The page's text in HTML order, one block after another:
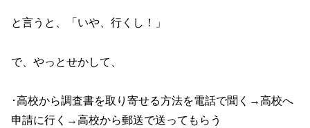
と言うと、「いや、行くし！」
で、やっとせかして、
･高校から調査書を取り寄せる方法を電話で聞く→高校へ
申請に行く→高校から郵送で送ってもらう